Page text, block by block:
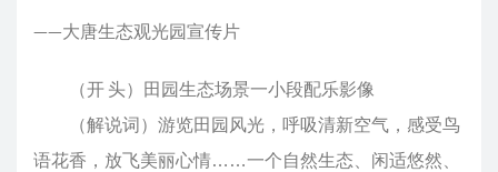
——大唐生态观光园宣传片
（开 头）田园生态场景一小段配乐影像
（解说词）游览田园风光，呼吸清新空气，感受鸟
语花香，放飞美丽心情……一个自然生态、闲适悠然、